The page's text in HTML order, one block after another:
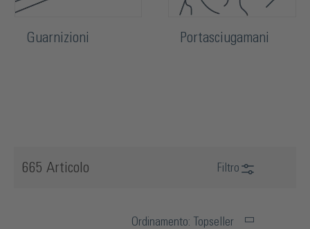
Guarnizioni Portasciugamani
665 Articolo Filtro
Ordinamento: Topseller